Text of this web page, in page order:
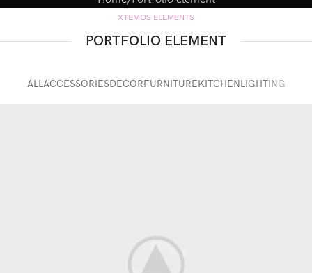
XTEMOS ELEMENTS
PORTFOLIO ELEMENT
ALLACCESSORIESDECORFURNITUREKITCHENLIGHTING